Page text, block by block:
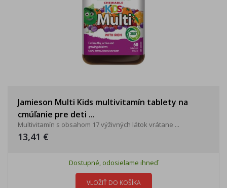
Jamieson Multi Kids multivitamín tablety na
cmúľanie pre deti ...
Multivitamín s obsahom 17 výživných látok vrátane ...
13,41 €
Dostupné, odosielame ihneď
VLOŽIŤ DO KOŠÍKA